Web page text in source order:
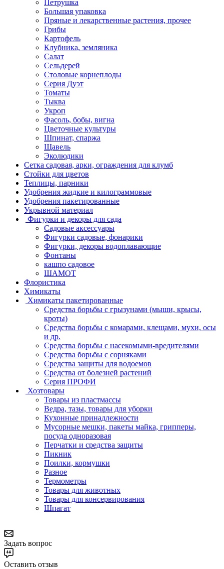
Петрушка
Большая упаковка
Пряные и лекарственные растения, прочее
Грибы
Картофель
Клубника, земляника
Салат
Сельдерей
Столовые корнеплоды
Серия Дуэт
Томаты
Тыква
Укроп
Фасоль, бобы, вигна
Цветочные культуры
Шпинат, спаржа
Щавель
Эколюдики
Сетка садовая, арки, ограждения для клумб
Стойки для цветов
Теплицы, парники
Удобрения жидкие и килограммовые
Удобрения пакетированные
Укрывной материал
Фигурки и декоры для сада
Садовые аксессуары
Фигурки садовые, фонарики
Фигурки, декоры водоплавающие
Фонтаны
кашпо садовое
ШАМОТ
Флористика
Химикаты
Химикаты пакетированные
Средства борьбы с грызунами (мыши, крысы,
кроты)
Средства борьбы с комарами, клещами, мухи, осы
и др.
Средства борьбы с насекомыми-вредителями
Средства борьбы с сорняками
Средства защиты для водоемов
Средства от болезней растений
Серия ПРОФИ
Хозтовары
Товары из пластмассы
Ведра, тазы, товары для уборки
Кухонные принадлежности
Мусорные мешки, пакеты майка, грипперы,
посуда одноразовая
Перчатки и средства защиты
Пикник
Поилки, кормушки
Разное
Термометры
Товары для животных
Товары для консервирования
Шпагат
Задать вопрос
Оставить отзыв